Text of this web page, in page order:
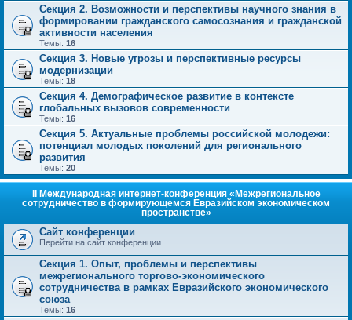
Секция 2. Возможности и перспективы научного знания в
формировании гражданского самосознания и гражданской
активности населения
Темы: 16
Секция 3. Новые угрозы и перспективные ресурсы
модернизации
Темы: 18
Секция 4. Демографическое развитие в контексте
глобальных вызовов современности
Темы: 16
Секция 5. Актуальные проблемы российской молодежи:
потенциал молодых поколений для регионального
развития
Темы: 20
II Международная интернет-конференция «Межрегиональное
сотрудничество в формирующемся Евразийском экономическом
пространстве»
Сайт конференции
Перейти на сайт конференции.
Секция 1. Опыт, проблемы и перспективы
межрегионального торгово-экономического
сотрудничества в рамках Евразийского экономического
союза
Темы: 16